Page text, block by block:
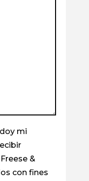
mi
&
con fines